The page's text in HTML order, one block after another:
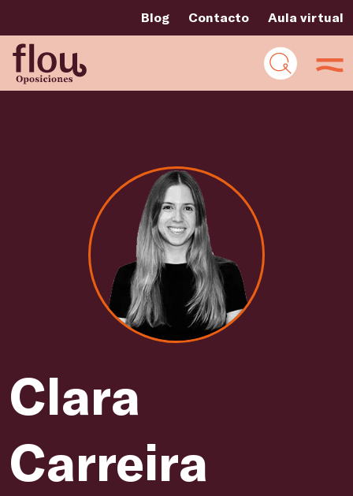
Blog Contacto Aula virtual
Clara
Carreira